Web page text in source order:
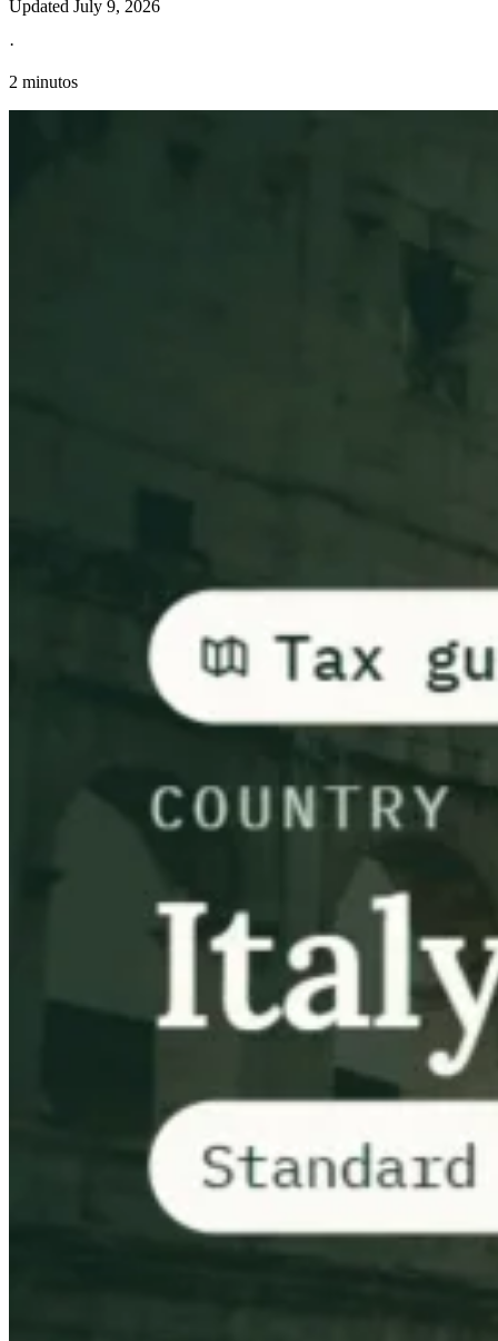
Guías fiscales por país
Asia-PacíficoÁfrica
Updated July 9, 2026
·
2 minutos